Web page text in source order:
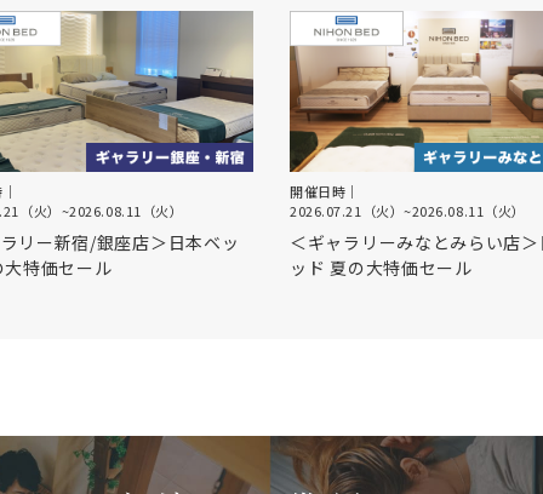
（火） ~2026.08.11（火）
リー新宿/銀座店＞日本ベッ
大特価セール
開催日時｜
2026.07.21（火）~2026.08.11（火）
＜ギャラリーみなとみらい店
ッド 夏の大特価セール